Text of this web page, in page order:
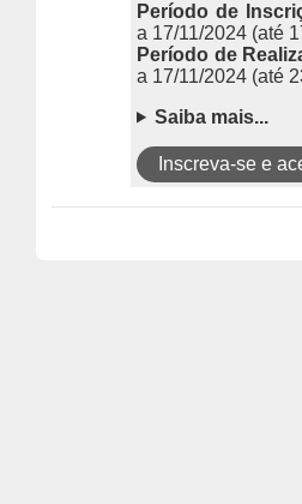
Período de
a 17/11/2024 (até
Período de
a 17/11/2024 (até
Saiba mais...
Inscreva-se e